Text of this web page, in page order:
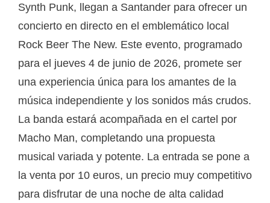
Synth Punk, llegan a Santander para ofrecer un
concierto en directo en el emblemático local
Rock Beer The New. Este evento, programado
para el jueves 4 de junio de 2026, promete ser
una experiencia única para los amantes de la
música independiente y los sonidos más crudos.
La banda estará acompañada en el cartel por
Macho Man, completando una propuesta
musical variada y potente. La entrada se pone a
la venta por 10 euros, un precio muy competitivo
para disfrutar de una noche de alta calidad